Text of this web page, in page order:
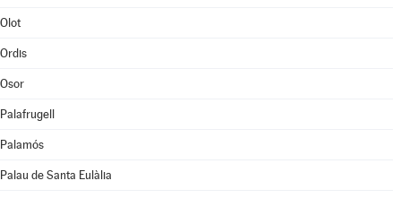
Olot
Ordis
Osor
Palafrugell
Palamós
Palau de Santa Eulàlia